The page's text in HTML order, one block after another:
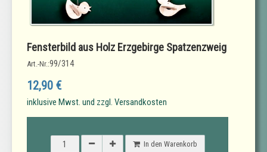
Fensterbild aus Holz Erzgebirge Spatzenzweig
Art.-Nr.:99/314
12,90 €
inklusive Mwst. und zzgl. Versandkosten
In den Warenkorb